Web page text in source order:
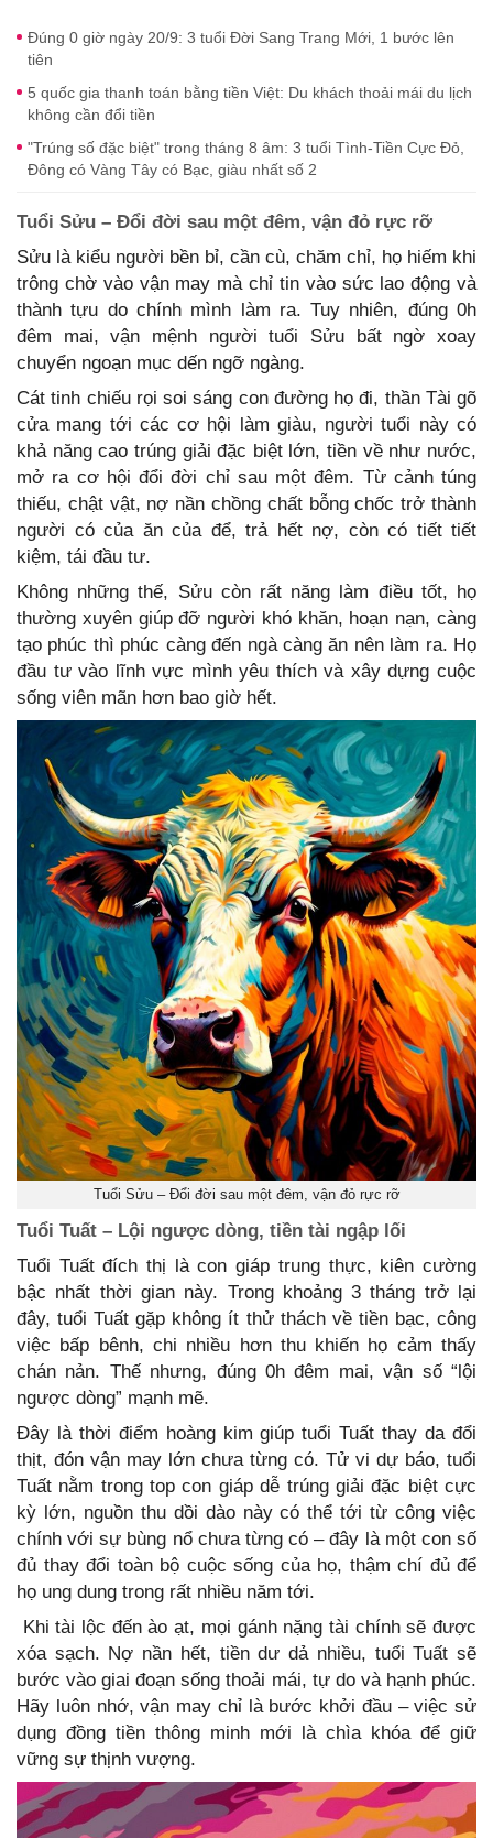
Đúng 0 giờ ngày 20/9: 3 tuổi Đời Sang Trang Mới, 1 bước lên
tiên
5 quốc gia thanh toán bằng tiền Việt: Du khách thoải mái du lịch
không cần đổi tiền
"Trúng số đặc biệt" trong tháng 8 âm: 3 tuổi Tình-Tiền Cực Đỏ,
Đông có Vàng Tây có Bạc, giàu nhất số 2
Tuổi Sửu – Đổi đời sau một đêm, vận đỏ rực rỡ
Sửu là kiểu người bền bỉ, cần cù, chăm chỉ, họ hiếm khi
trông chờ vào vận may mà chỉ tin vào sức lao động và
thành tựu do chính mình làm ra. Tuy nhiên, đúng 0h
đêm mai, vận mệnh người tuổi Sửu bất ngờ xoay
chuyển ngoạn mục dến ngỡ ngàng.
Cát tinh chiếu rọi soi sáng con đường họ đi, thần Tài gõ
cửa mang tới các cơ hội làm giàu, người tuổi này có
khả năng cao trúng giải đặc biệt lớn, tiền về như nước,
mở ra cơ hội đổi đời chỉ sau một đêm. Từ cảnh túng
thiếu, chật vật, nợ nần chồng chất bỗng chốc trở thành
người có của ăn của để, trả hết nợ, còn có tiết tiết
kiệm, tái đầu tư.
Không những thế, Sửu còn rất năng làm điều tốt, họ
thường xuyên giúp đỡ người khó khăn, hoạn nạn, càng
tạo phúc thì phúc càng đến ngà càng ăn nên làm ra. Họ
đầu tư vào lĩnh vực mình yêu thích và xây dựng cuộc
sống viên mãn hơn bao giờ hết.
Tuổi Sửu – Đổi đời sau một đêm, vận đỏ rực rỡ
Tuổi Tuất – Lội ngược dòng, tiền tài ngập lối
Tuổi Tuất đích thị là con giáp trung thực, kiên cường
bậc nhất thời gian này. Trong khoảng 3 tháng trở lại
đây, tuổi Tuất gặp không ít thử thách về tiền bạc, công
việc bấp bênh, chi nhiều hơn thu khiến họ cảm thấy
chán nản. Thế nhưng, đúng 0h đêm mai, vận số “lội
ngược dòng” mạnh mẽ.
Đây là thời điểm hoàng kim giúp tuổi Tuất thay da đổi
thịt, đón vận may lớn chưa từng có. Tử vi dự báo, tuổi
Tuất nằm trong top con giáp dễ trúng giải đặc biệt cực
kỳ lớn, nguồn thu dồi dào này có thể tới từ công việc
chính với sự bùng nổ chưa từng có – đây là một con số
đủ thay đổi toàn bộ cuộc sống của họ, thậm chí đủ để
họ ung dung trong rất nhiều năm tới.
Khi tài lộc đến ào ạt, mọi gánh nặng tài chính sẽ được
xóa sạch. Nợ nần hết, tiền dư dả nhiều, tuổi Tuất sẽ
bước vào giai đoạn sống thoải mái, tự do và hạnh phúc.
Hãy luôn nhớ, vận may chỉ là bước khởi đầu – việc sử
dụng đồng tiền thông minh mới là chìa khóa để giữ
vững sự thịnh vượng.